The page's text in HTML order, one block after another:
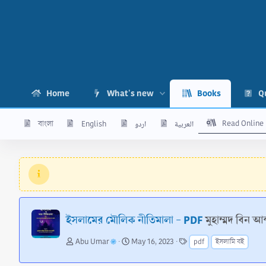
Home What's new Books
বাংলা English اردو العربية Read Online
ইসলামের মৌলিক নীতিমালা - PDFমুহাম্মদ বিন
A
t
Abu Umar
C
e
May 16, 2023
T
a
g
pdf ইসলামি বই